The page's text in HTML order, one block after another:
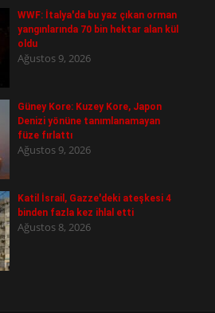
WWF: İtalya'da bu yaz çıkan orman
yangınlarında 70 bin hektar alan kül
oldu
Ağustos 9, 2026
Güney Kore: Kuzey Kore, Japon
Denizi yönüne tanımlanamayan
füze fırlattı
Ağustos 9, 2026
Katil İsrail, Gazze'deki ateşkesi 4
binden fazla kez ihlal etti
Ağustos 8, 2026